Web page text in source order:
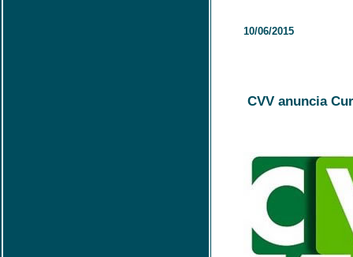
10/06/2015
CVV anuncia